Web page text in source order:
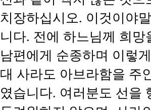
치장하십시오. 이것이야
니다. 전에 하느님께 희망
남편에게 순종하며 이렇게
대 사라도 아브라함을 주
였습니다. 여러분도 선을